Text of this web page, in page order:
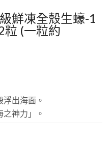
鮮凍全殼生蠔-1
(一粒約
出海面。
神力」。